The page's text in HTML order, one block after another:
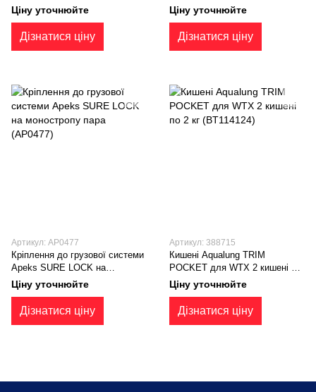
7,2 кг XL//XXL (BC911152)
Ціну уточнюйте
Дізнатися ціну
(BT115116)
Ціну уточнюйте
Дізнатися ціну
Артикул: AP0477
Кріплення до грузової системи
Apeks SURE LOCK на
моностропу пара (AP0477)
Ціну уточнюйте
Дізнатися ціну
Артикул: 388715
Кишені Aqualung TRIM
POCKET для WTX 2 кишені по
2 кг (BT114124)
Ціну уточнюйте
Дізнатися ціну